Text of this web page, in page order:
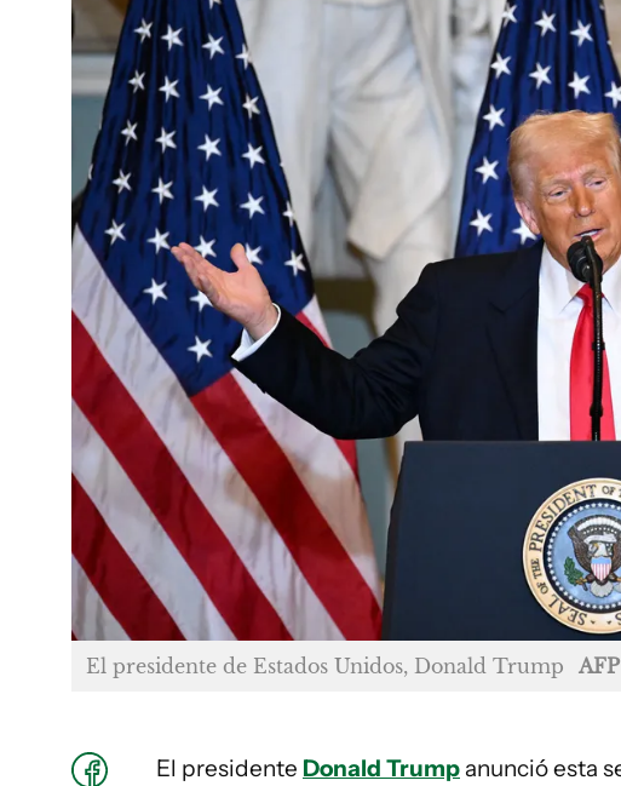
El presidente de Estados Unidos, Donald Trump AFP
El presidente Donald Trump anunció esta